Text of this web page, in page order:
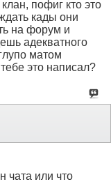
пофиг кто это
кады они
на форум и
адекватного
матом
это написал?
чата или что